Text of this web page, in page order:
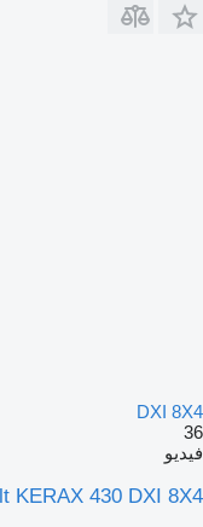
DXI 8X4
36
فيديو
KERAX 430 DXI 8X4